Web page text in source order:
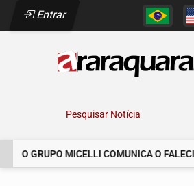
Entrar
Pesquisar Notícia
O GRUPO MICELLI COMUNICA O